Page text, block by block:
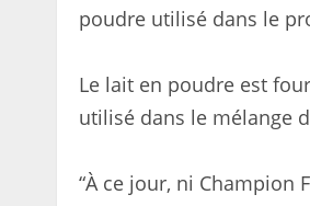
poudre utilisé dans le
Le lait en poudre est
utilisé dans le mélange
“À ce jour, ni Champion